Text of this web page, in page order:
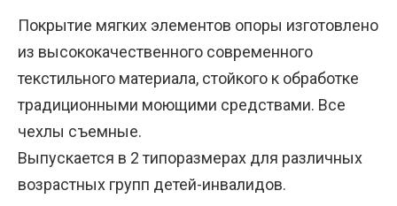
Покрытие мягких элементов опоры изготовлено
из высококачественного современного
текстильного материала, стойкого к обработке
традиционными моющими средствами. Все
чехлы съемные.
Выпускается в 2 типоразмерах для различных
возрастных групп детей-инвалидов.